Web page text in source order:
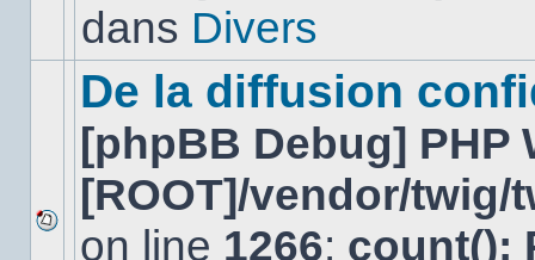
dansdans Divers
Aucun
De la diffusion
[phpBB Debug] PHP
[ROOT]/vendor/
on line 1266: count():